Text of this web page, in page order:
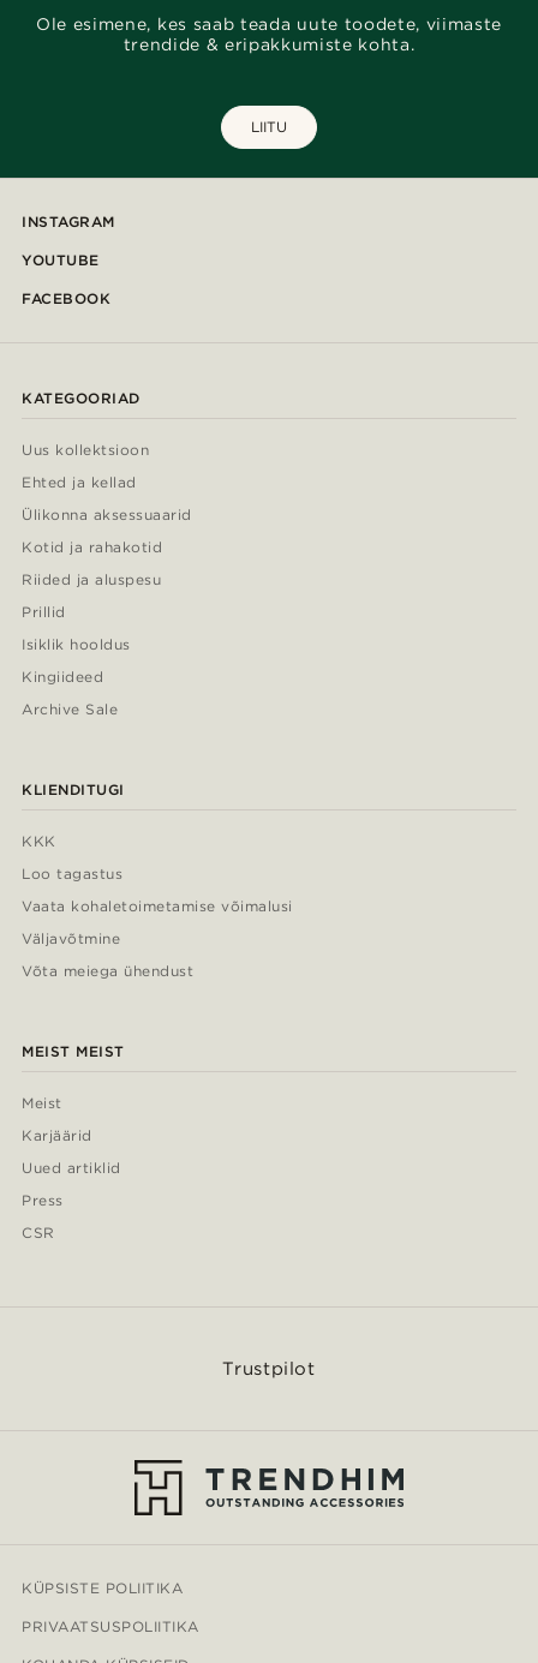
Ole esimene, kes saab teada uute toodete, viimaste
trendide & eripakkumiste kohta.
LIITU
INSTAGRAM
YOUTUBE
FACEBOOK
KATEGOORIAD
Uus kollektsioon
Ehted ja kellad
Ülikonna aksessuaarid
Kotid ja rahakotid
Riided ja aluspesu
Prillid
Isiklik hooldus
Kingiideed
Archive Sale
KLIENDITUGI
KKK
Loo tagastus
Vaata kohaletoimetamise võimalusi
Väljavõtmine
Võta meiega ühendust
MEIST MEIST
Meist
Karjäärid
Uued artiklid
Press
CSR
Trustpilot
KÜPSISTE POLIITIKA
PRIVAATSUSPOLIITIKA